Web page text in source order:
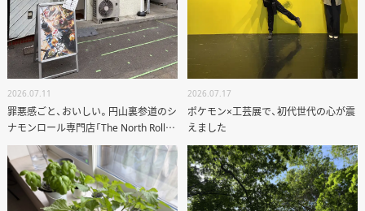
2026.07.11
罪悪感ごと、おいしい。円山裏参道のシ
ナモンロール専門店「The North Rolls」
へ
2026.07.17
ポケモン×工芸展で、初代世代の心が震
えました